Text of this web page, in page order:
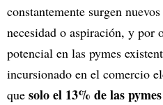
constantemente surgen
necesidad o aspiración, y por
potencial en las pymes
incursionado en el comercio
que solo el 13% de las